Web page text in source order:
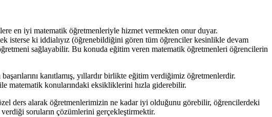
en iyi matematik öğretmenleriyle hizmet vermekten onur duyar.
isterse ki iddialıyız (öğrenebildiğini gören tüm öğrenciler kesinlikle devam
sağlayabilir. Bu konuda eğitim veren matematik öğretmenleri öğrencilerin
kanıtlamış, yıllardır birlikte eğitim verdiğimiz öğretmenlerdir.
matematik konularındaki eksikliklerini hızla giderebilir.
ders alarak öğretmenlerimizin ne kadar iyi olduğunu görebilir, öğrencilerdeki
soruların çözümlerini gerçekleştirmektir.